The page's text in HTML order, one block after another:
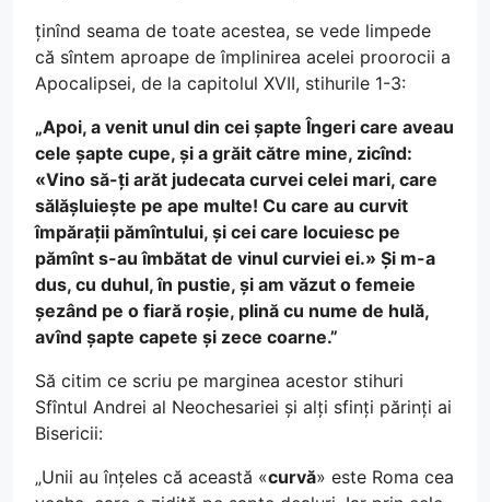
ținînd seama de toate acestea, se vede limpede
că sîntem aproape de împlinirea acelei proorocii a
Apocalipsei, de la capitolul XVII, stihurile 1-3:
„Apoi, a venit unul din cei șapte Îngeri care aveau
cele șapte cupe, și a grăit către mine, zicînd:
«Vino să-ți arăt judecata curvei celei mari, care
sălășluiește pe ape multe! Cu care au curvit
împărații pămîntului, și cei care locuiesc pe
pămînt s-au îmbătat de vinul curviei ei.» Și m-a
dus, cu duhul, în pustie, și am văzut o femeie
șezând pe o fiară roșie, plină cu nume de hulă,
avînd șapte capete și zece coarne.”
Să citim ce scriu pe marginea acestor stihuri
Sfîntul Andrei al Neochesariei și alți sfinți părinți ai
Bisericii:
„Unii au înțeles că această «curvă» este Roma cea